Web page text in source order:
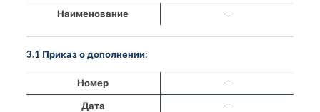
Наименование —
3.1 Приказ о дополнении:
Номер
—
Дата
—